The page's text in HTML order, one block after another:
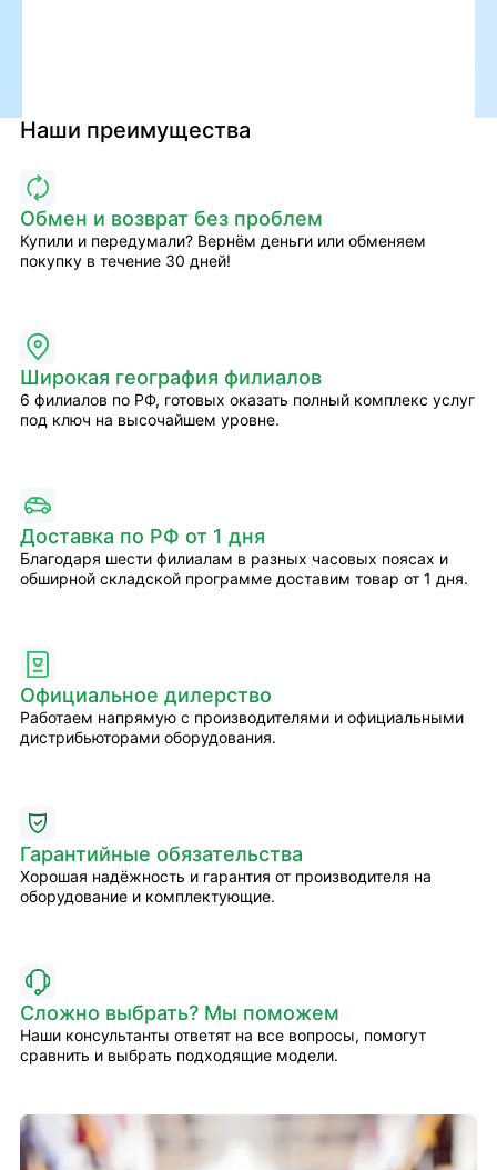
Наши преимущества
Обмен и возврат без проблем
Купили и передумали? Вернём деньги или обменяем
покупку в течение 30 дней!
Широкая география филиалов
6 филиалов по РФ, готовых оказать полный комплекс услуг
под ключ на высочайшем уровне.
Доставка по РФ от 1 дня
Благодаря шести филиалам в разных часовых поясах и
обширной складской программе доставим товар от 1 дня.
Официальное дилерство
Работаем напрямую с производителями и официальными
дистрибьюторами оборудования.
Гарантийные обязательства
Хорошая надёжность и гарантия от производителя на
оборудование и комплектующие.
Сложно выбрать? Мы поможем
Наши консультанты ответят на все вопросы, помогут
сравнить и выбрать подходящие модели.